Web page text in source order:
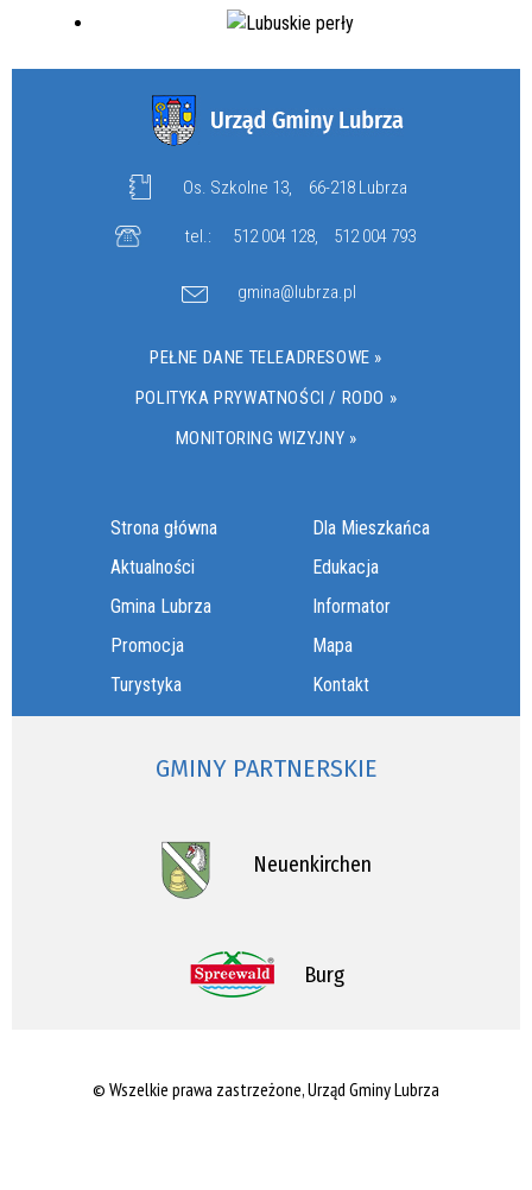
Os. Szkolne 13, 66-218 Lubrza
tel.: 512 004 128, 512 004 793
gmina@lubrza.pl
PEŁNE DANE TELEADRESOWE »
POLITYKA PRYWATNOŚCI / RODO »
MONITORING WIZYJNY »
Strona główna
Aktualności
Gmina Lubrza
Promocja
Turystyka
Dla Mieszkańca
Edukacja
Informator
Mapa
Kontakt
GMINY PARTNERSKIE
Neuenkirchen
Burg
© Wszelkie prawa zastrzeżone, Urząd Gminy Lubrza